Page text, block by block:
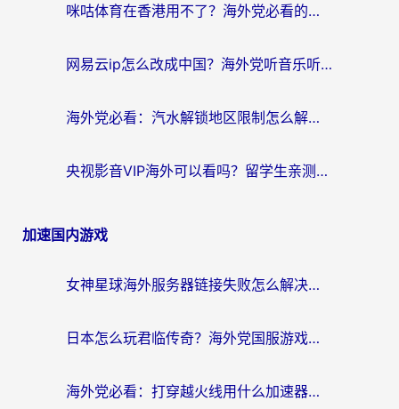
咪咕体育在香港用不了？海外党必看的回国加速器选择指南（附3个真实场景解决方案）
网易云ip怎么改成中国？海外党听音乐听书的无痛解决方案
海外党必看：汽水解锁地区限制怎么解除？3招解决国内影音&生活服务难题
央视影音VIP海外可以看吗？留学生亲测有效的回国加速器选择指南
加速国内游戏
女神星球海外服务器链接失败怎么解决？海外党国服游戏加速避坑指南
日本怎么玩君临传奇？海外党国服游戏加速避坑指南（附菲律宾欧洲玩家实测）
海外党必看：打穿越火线用什么加速器？解决延迟卡顿，还能玩奇妙拼图世界和第五人格